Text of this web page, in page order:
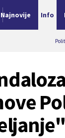
Najnovije Info